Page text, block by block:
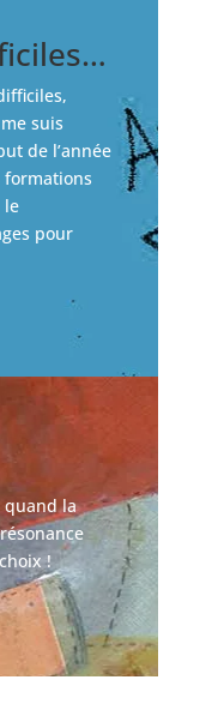
suis
de l’année
formations
le
pour
quand la
!